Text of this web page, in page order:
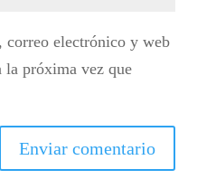
correo electrónico y web
la próxima vez que